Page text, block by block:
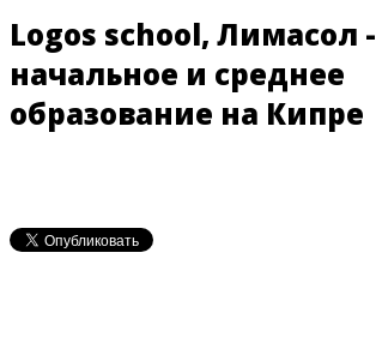
Logos school, Лимасол -
начальное и среднее
образование на Кипре